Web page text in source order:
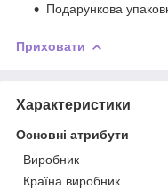
Подарункова
Приховати
Характеристики
Основні атрибути
Виробник
Країна виробник